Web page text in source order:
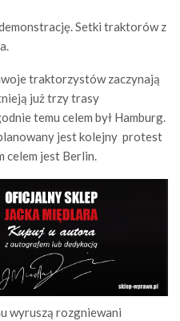
Setki traktorów z
traktorzystów zaczynają
już trzy trasy
temu celem był Hamburg.
jest kolejny protest
celem jest Berlin.
wyruszą rozgniewani